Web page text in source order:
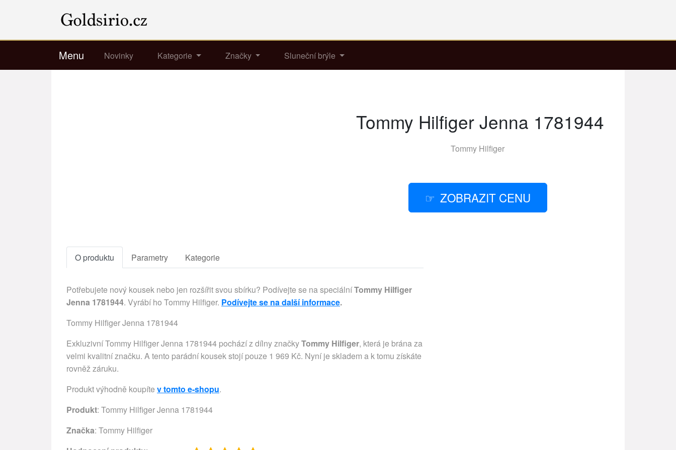
Menu Novinky Kategorie Značky Sluneční brýle
Tommy Hilfiger Jenna 1781944
Tommy Hilfiger
ZOBRAZIT CENU
O produktu Parametry Kategorie
Potřebujete nový kousek nebo jen rozšířit svou sbírku? Podívejte se na speciálníTommy Hilfiger
Jenna 1781944. Vyrábí ho Tommy Hilfiger. Podívejte se na další informace.
Tommy Hilfiger Jenna 1781944
Exkluzivní Tommy Hilfiger Jenna 1781944 pochází z dílny značkyTommy Hilfiger, která je brána za
velmi kvalitní značku. A tento parádní kousek stojí pouze 1 969 Kč. Nyní je skladem a k tomu získáte
rovněž záruku.
Produkt výhodně koupíte v tomto e-shopu.
Produkt: Tommy Hilfiger Jenna 1781944
Značka: Tommy Hilfiger